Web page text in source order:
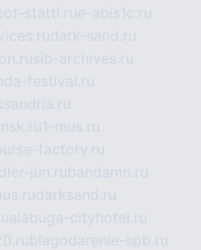
statti.rue-abis1c.ru
dark-sand.ru
sib-archives.ru
festival.ru
1-mus.ru
factory.ru
jun.rubandamn.ru
darksand.ru
alabuga-cityhotel.ru
blagodarenie-spb.ru